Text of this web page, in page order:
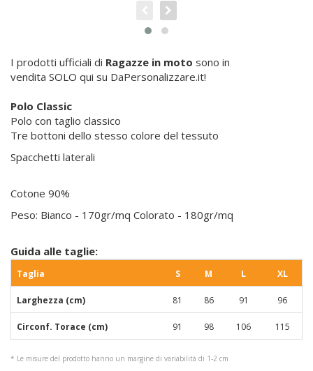
I prodotti ufficiali di Ragazze in moto sono in
vendita SOLO qui su DaPersonalizzare.it!
Polo Classic
Polo con taglio classico
Tre bottoni dello stesso colore del tessuto
Spacchetti laterali
Cotone 90%
Peso: Bianco - 170gr/mq Colorato - 180gr/mq
Guida alle taglie:
Taglia S M L XL
Larghezza (cm) 81 86 91 96
Circonf. Torace (cm) 91 98 106 115
* Le misure del prodotto hanno un margine di variabilità di 1-2 cm